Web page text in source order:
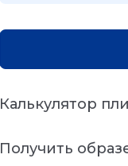
Калькулятор
Получить